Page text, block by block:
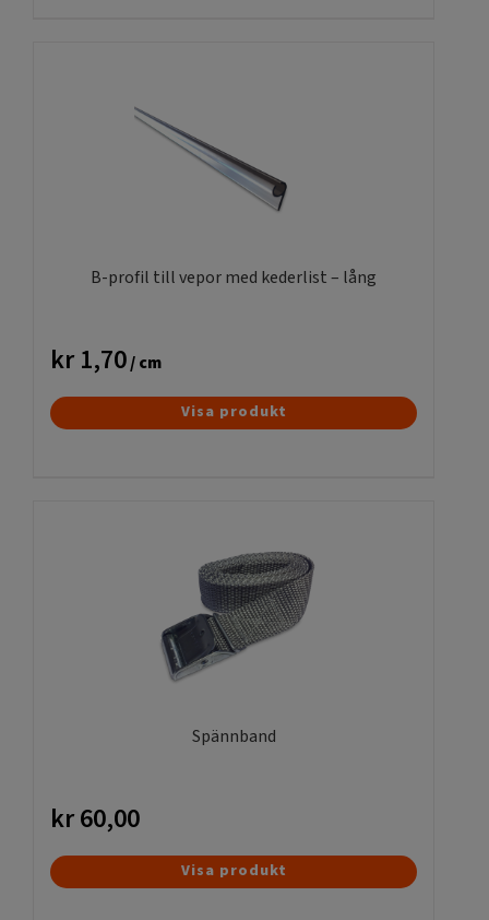
alternativen
kan
väljas
B-profil till vepor med kederlist – lång
kr1,70/ cm
Visa produkt
Spännband
kr60,00
Visa produkt